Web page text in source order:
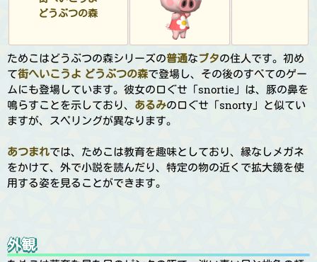
どうぶつの森
ためこはどうぶつの森シリーズの普通なブタの住人です。初め
て街へいこうよ どうぶつの森で登場し、その後のすべてのゲー
ムにも登場しています。彼女の口ぐせ「snortie」は、豚の鼻を
鳴らすことを示しており、 あるみの口ぐせ「snorty」と似てい
ますが、スペリングが異なります。
あつまれでは、ためこは教育を趣味としており、縁なしメガネ
をかけて、外で小説を読んだり、特定の物の近くで拡大鏡を使
用する姿を見ることができます。
外観